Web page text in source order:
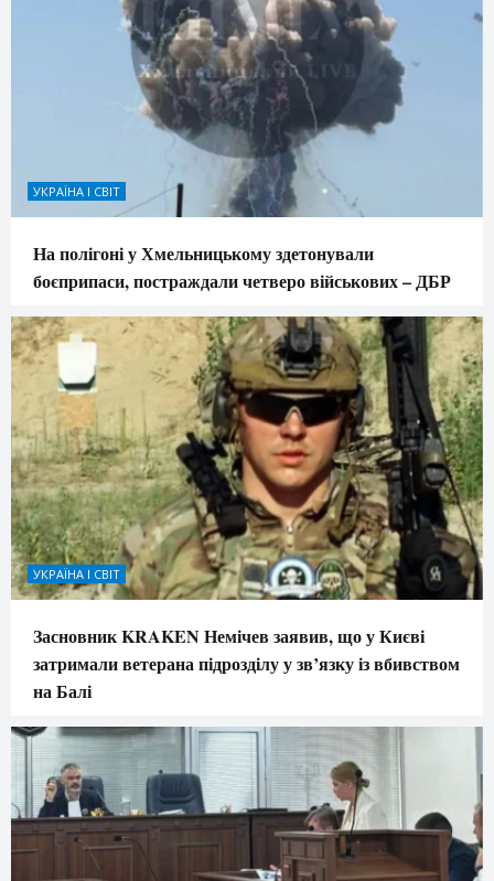
УКРАЇНА І СВІТ
На полігоні у Хмельницькому здетонували
боєприпаси, постраждали четверо військових – ДБР
УКРАЇНА І СВІТ
Засновник KRAKEN Немічев заявив, що у Києві
затримали ветерана підрозділу у зв’язку із вбивством
на Балі